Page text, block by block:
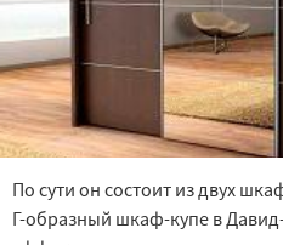
По сути он состоит из двух
Г-образный шкаф-купе в